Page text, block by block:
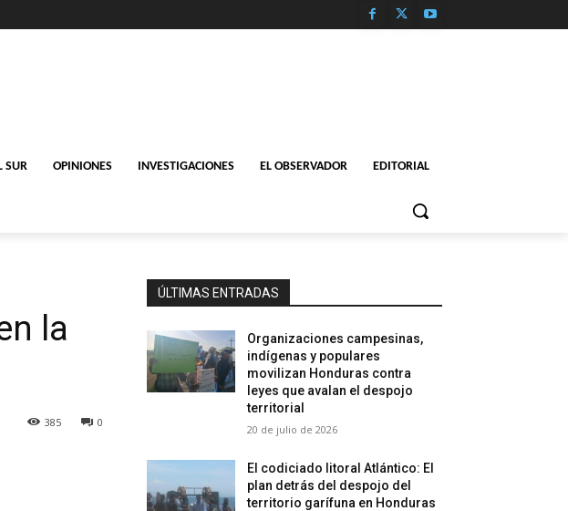
SUR OPINIONES INVESTIGACIONES EL OBSERVADOR EDITORIAL
la
0
385
ÚLTIMAS ENTRADAS
Organizaciones campesinas,
indígenas y populares
movilizan Honduras contra
leyes que avalan el despojo
territorial
20 de julio de 2026
El codiciado litoral Atlántico: El
plan detrás del despojo del
territorio garífuna en Honduras